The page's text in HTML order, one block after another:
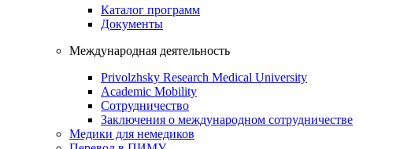
Каталог программ
Документы
Международная деятельность
Privolzhsky Research Medical University
Academic Mobility
Сотрудничество
Заключения о международном сотрудничестве
Медики для немедиков